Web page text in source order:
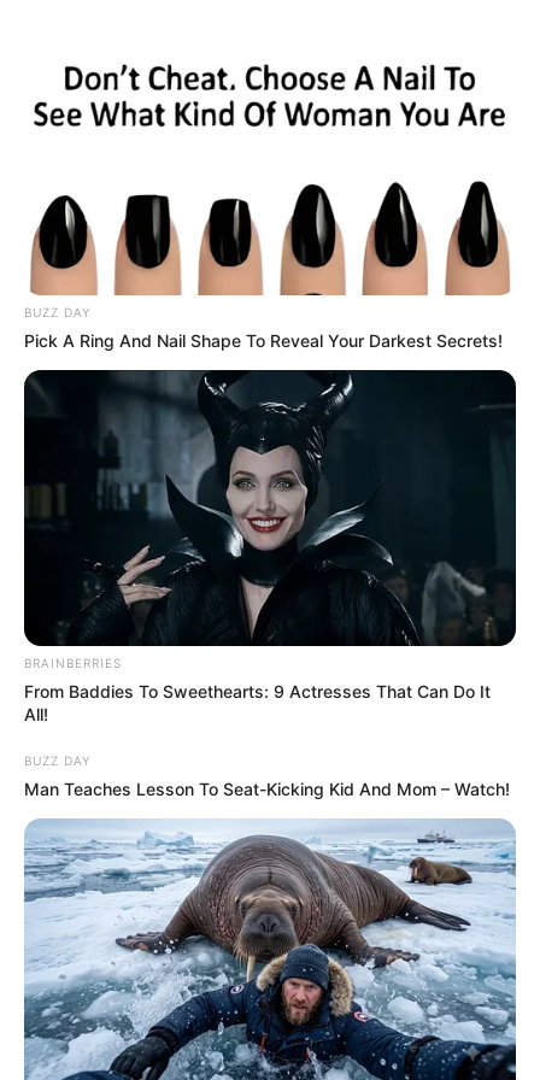
MENU
GNT ETAPE N°10 PRONOSTIC
QUINTE PMU 13-09-2023
Mercredi 13 Septembre 2023 à Angers Réunion 1
GNT ETAPE N°10 – Trot attelé – 3100 mètres – 13h50.
GNT ETAPE N°10 le Pronostic PMU
BUZZ DAY
Pick A Ring And Nail Shape To Reveal Your Darkest Secrets!
BRAINBERRIES
From Baddies To Sweethearts: 9 Actresses That Can Do It
All!
BUZZ DAY
Man Teaches Lesson To Seat-Kicking Kid And Mom – Watch!